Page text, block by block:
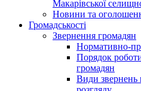
Макарівської
Новини та
Громадськості
Звернення громадян
Нормативно-
Порядок
громадян
Види звернень